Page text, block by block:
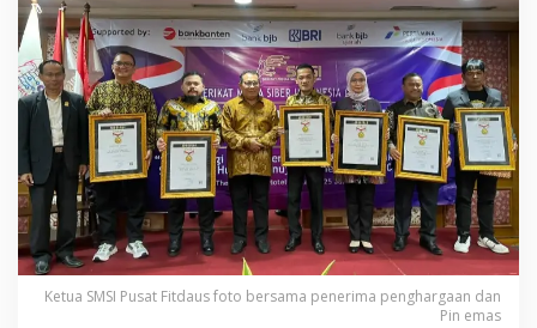
i
o
n
a
l
S
M
S
I
2
0
2
5
,
Ketua SMSI Pusat Fitdaus foto bersama penerima penghargaan dan
Pin emas